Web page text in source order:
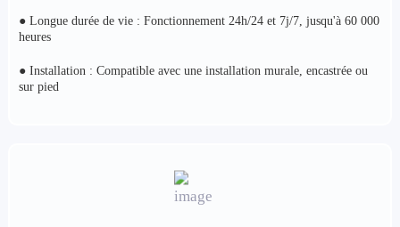
● Longue durée de vie : Fonctionnement 24h/24 et 7j/7, jusqu'à 60 000
heures
● Installation : Compatible avec une installation murale, encastrée ou
sur pied